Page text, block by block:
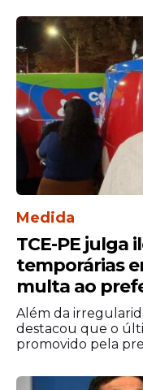
contexto,
conteúdo da
parte da
O episódio
redes sociais,
compartilhados
Medida
TCE-PE julga
temporárias
multa ao
Além da
destacou que o
promovido pela